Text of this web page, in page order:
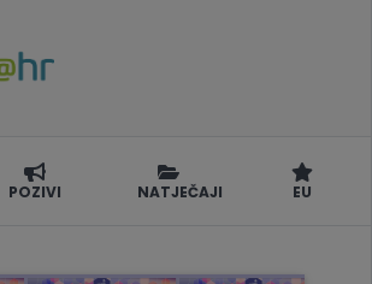
POZIVI NATJEČAJI EU